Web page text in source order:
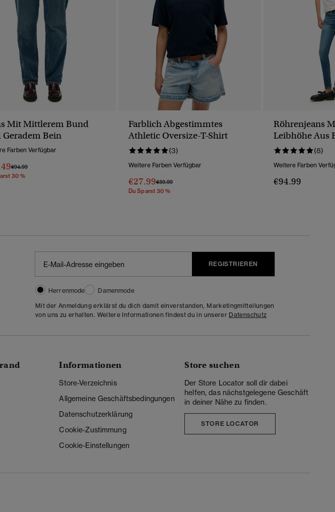
Mit Mittlerem Bund
Geradem Bein
Farben Verfügbar
Preis Wurde Reduziert Von
€94.99Bis
30 %
Farblich Abgestimmtes
Athletic Oversize-T-Shirt
(3)
Weitere Farben Verfügbar
€27.99Preis Wurde Reduziert Von
€39.99Bis
Du Sparst 30 %
Röhrenjeans
Leibhöhe Aus
(8)
Weitere Farben
€94.99
REGISTRIEREN
Herrenmode
Damenmode
Mit der Anmeldung erklärst du dich damit einverstanden, Marketingmitteilungen
von uns zu erhalten. Weitere Informationen findest du in unserer Datenschutz
Informationen
Store-Verzeichnis
Allgemeine Geschäftsbedingungen
Datenschutzerklärung
Cookie-Zustimmung
Cookie-Einstellungen
Store suchen
Der Store Locator soll dir dabei
helfen, das nächstgelegene Geschäft
in deiner Nähe zu finden.
STORE LOCATOR